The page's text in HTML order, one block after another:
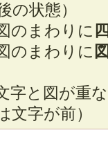
の状態）
のまわりに
のまわりに
字と図が重
文字が前）